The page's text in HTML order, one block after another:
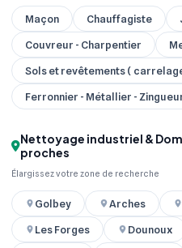
Maçon Chauffagiste
Couvreur - Charpentier
Sols et revêtements (
Ferronnier - Métallier -
Nettoyage industriel &
proches
Élargissez votre zone de recherche
Golbey Arches
Les Forges
Dounoux